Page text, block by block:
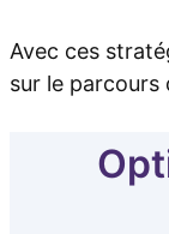
Avec ces
sur le parcours